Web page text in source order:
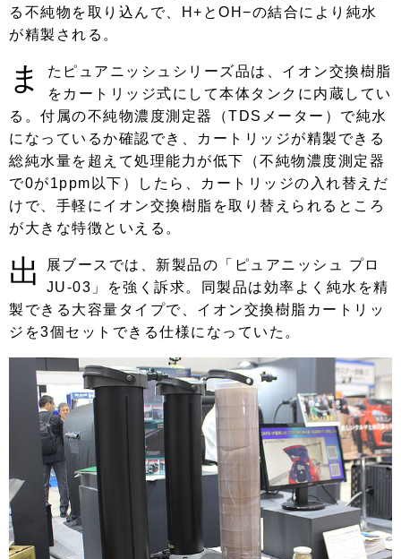
る不純物を取り込んで、H+とOH−の結合により純水
が精製される。
ま
たピュアニッシュシリーズ品は、イオン交換樹脂
をカートリッジ式にして本体タンクに内蔵してい
る。付属の不純物濃度測定器（TDSメーター）で純水
になっているか確認でき、カートリッジが精製できる
総純水量を超えて処理能力が低下（不純物濃度測定器
で0が1ppm以下）したら、カートリッジの入れ替えだ
けで、手軽にイオン交換樹脂を取り替えられるところ
が大きな特徴といえる。
出
展ブースでは、新製品の「ピュアニッシュ プロ
JU-03」を強く訴求。同製品は効率よく純水を精
製できる大容量タイプで、イオン交換樹脂カートリッ
ジを3個セットできる仕様になっていた。